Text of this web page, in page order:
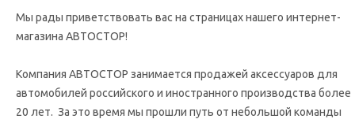
Мы рады приветствовать вас на страницах нашего интернет-
магазина АВТОСТОР!
Компания АВТОСТОР занимается продажей аксессуаров для
автомобилей российского и иностранного производства более
20 лет. За это время мы прошли путь от небольшой команды